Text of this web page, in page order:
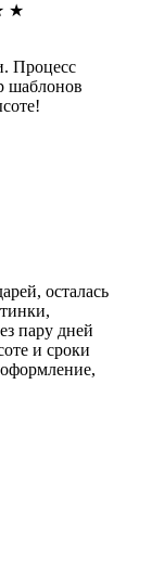
★
Процесс
шаблонов
осталась
пару дней
и сроки